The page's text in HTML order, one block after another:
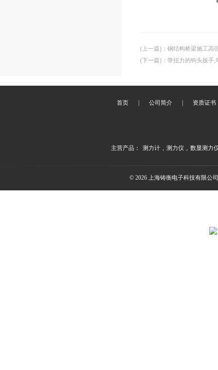
(上一篇) ： 钢结构桥梁施工高
(下一篇) ： 带扭力的钩头扳手,
首页 公司简介 资质证书
主营产品： 测力计 , 测力仪 , 数显测力
© 2026 上海铸衡电子科技有限公